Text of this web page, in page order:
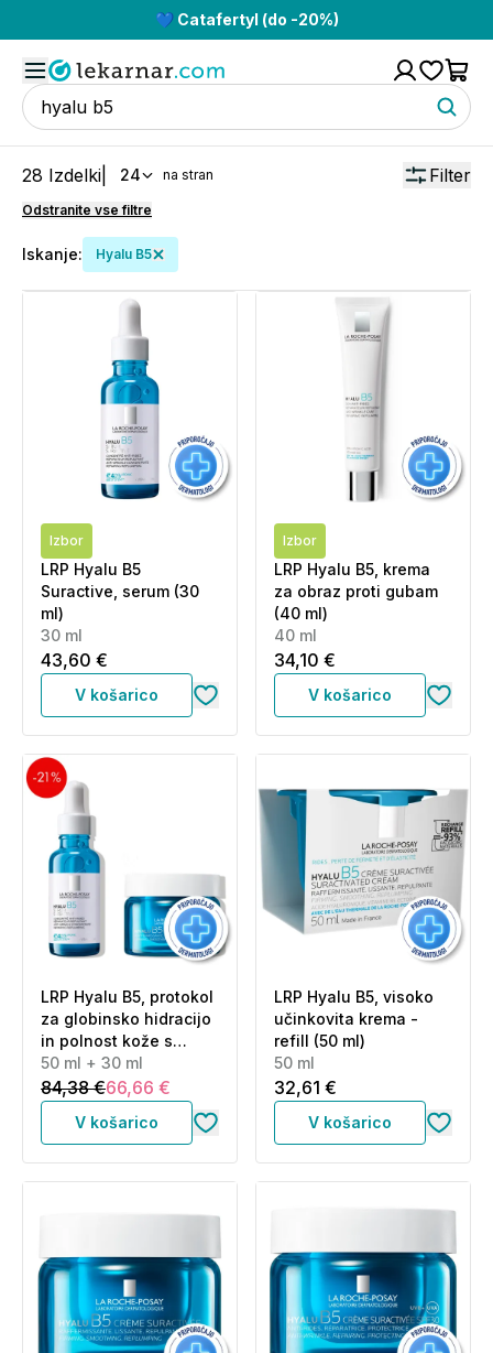
💙 Catafertyl (do -20%)
28 Izdelki 24 na stran Filter
Odstranite vse filtre
Iskanje: Hyalu B5
Izbor
LRP Hyalu B5
Suractive, serum (30
ml)
30 ml
43,60 €
V košarico
Izbor
LRP Hyalu B5, krema
za obraz proti gubam
(40 ml)
40 ml
34,10 €
V košarico
LRP Hyalu B5, protokol
za globinsko hidracijo
in polnost kože s
hialuronsko kislino (50
ml + 30 ml)
50 ml + 30 ml
84,38 €66,66 €
V košarico
LRP Hyalu B5, visoko
učinkovita krema -
refill (50 ml)
50 ml
32,61 €
V košarico